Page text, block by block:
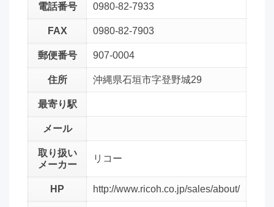
電話番号 0980-82-7933
FAX 0980-82-7903
郵便番号 907-0004
住所 沖縄県石垣市字登野城29
最寄り駅
メール
取り扱い
メーカー
リコー
HP http://www.ricoh.co.jp/sales/about/